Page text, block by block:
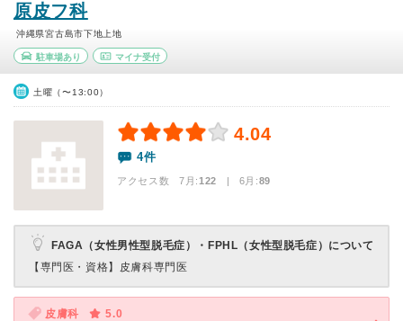
原皮フ科
沖縄県宮古島市下地上地
駐車場あり マイナ受付
土曜（〜13:00）
4.04
4件
アクセス数 7月:122 | 6月:89
FAGA（女性男性型脱毛症）・FPHL（女性型脱毛症）について
【専門医・資格】 皮膚科専門医
皮膚科
5.0